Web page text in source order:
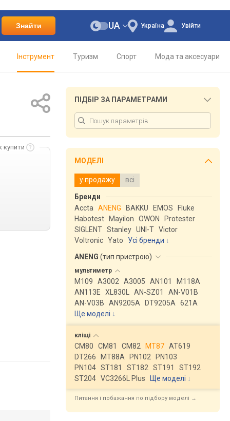
Знайти Україна
UA Увійти
Інструмент Туризм Спорт Мода та аксесуари
купити
ПІДБІР ЗА ПАРАМЕТРАМИ
МОДЕЛІ
у продажу всі
Бренди
Accta
ANENG BAKKU EMOS
Fluke
Habotest
Mayilon OWON
Protester
SIGLENT Stanley UNI-T Victor
Voltronic Yato
Усі бренди
ANENG (тип пристрою)
мультиметр
M109 A3002 A3005 AN101
M118A
AN113E
XL830L AN-SZ01
AN-V01B
AN-V03B
AN9205A DT9205A
621A
Ще моделі ↓
кліщі
CM80 CM81 CM82 MT87 AT619
DT266
MT88A PN102
PN103
PN104 ST181 ST182 ST191
ST192
ST204 VC3266L Plus Ще моделі ↓
Питання і побажання по підбору моделі →